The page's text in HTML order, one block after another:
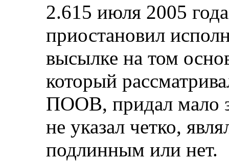
2.615 июля 2005
приостановил
высылке на том
который
ПООВ, придал мало
не указал четко,
подлинным или нет.